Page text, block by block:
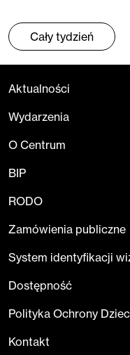
Cały tydzień
Aktualności
Wydarzenia
O Centrum
BIP
RODO
Zamówienia publiczne
System identyfikacji
Dostępność
Polityka Ochrony
Kontakt